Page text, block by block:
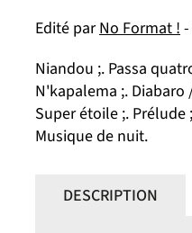
Edité parNo Format !
Niandou ;. Passa
N'kapalema ;. Diabaro
Super étoile ;. Prélude
Musique de nuit.
DESCRIPTION